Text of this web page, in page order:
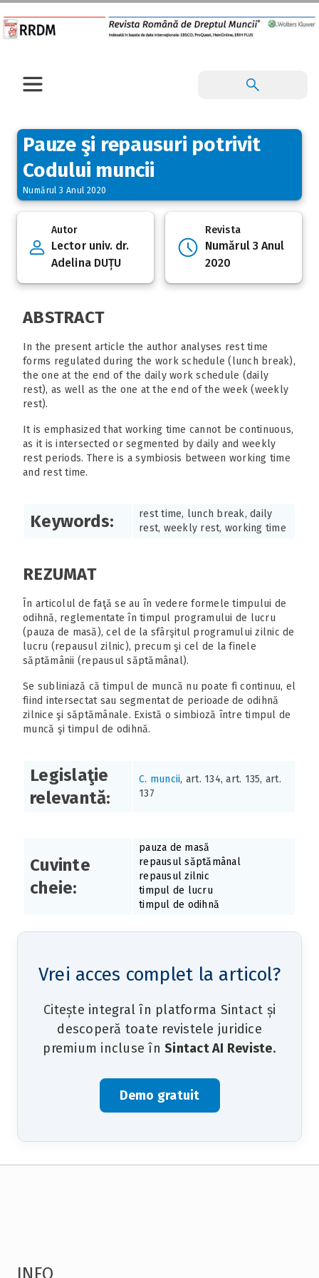
Pauze şi repausuri potrivit
Codului muncii
Numărul 3 Anul 2020
Autor
Lector univ. dr.
Adelina DUȚU
Revista
Numărul 3 Anul
2020
ABSTRACT
In the present article the author analyses rest time
forms regulated during the work schedule (lunch break),
the one at the end of the daily work schedule (daily
rest), as well as the one at the end of the week (weekly
rest).
It is emphasized that working time cannot be continuous,
as it is intersected or segmented by daily and weekly
rest periods. There is a symbiosis between working time
and rest time.
Keywords:
rest time, lunch break, daily
rest, weekly rest, working time
REZUMAT
În articolul de faţă se au în vedere formele timpului de
odihnă, reglementate în timpul programului de lucru
(pauza de masă), cel de la sfârşitul programului zilnic de
lucru (repausul zilnic), precum şi cel de la finele
săptămânii (repausul săptămânal).
Se subliniază că timpul de muncă nu poate fi continuu, el
fiind intersectat sau segmentat de perioade de odihnă
zilnice şi săptămânale. Există o simbioză între timpul de
muncă şi timpul de odihnă.
Legislaţie
relevantă:
C. muncii, art. 134, art. 135, art.
137
Cuvinte
cheie:
pauza de masă
repausul săptămânal
repausul zilnic
timpul de lucru
timpul de odihnă
Vrei acces complet la articol?
Citește integral în platforma Sintact și
descoperă toate revistele juridice
premium incluse în Sintact AI Reviste.
Demo gratuit
INFO